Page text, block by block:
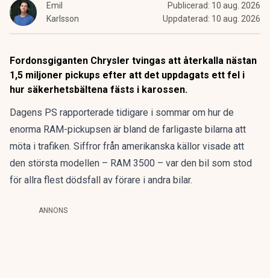
Emil
Karlsson
Publicerad: 10 aug. 2026
Uppdaterad: 10 aug. 2026
Fordonsgiganten Chrysler tvingas att återkalla nästan
1,5 miljoner pickups efter att det uppdagats ett fel i
hur säkerhetsbältena fästs i karossen.
Dagens PS rapporterade tidigare i sommar om hur de
enorma RAM-pickupsen är bland de farligaste bilarna att
möta i trafiken. Siffror från amerikanska källor visade att
den största modellen – RAM 3500 – var den bil som stod
för allra flest dödsfall av förare i andra bilar.
ANNONS